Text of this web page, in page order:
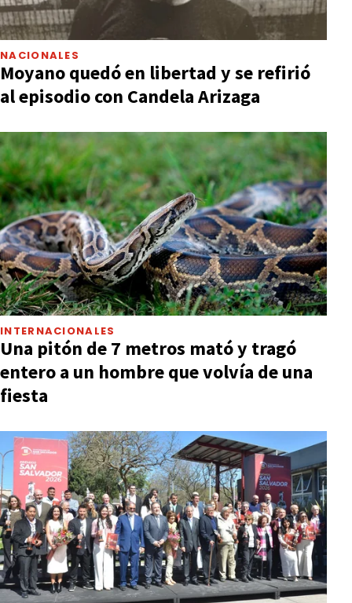
NACIONALES
Moyano quedó en libertad y se refirió
al episodio con Candela Arizaga
INTERNACIONALES
Una pitón de 7 metros mató y tragó
entero a un hombre que volvía de una
fiesta